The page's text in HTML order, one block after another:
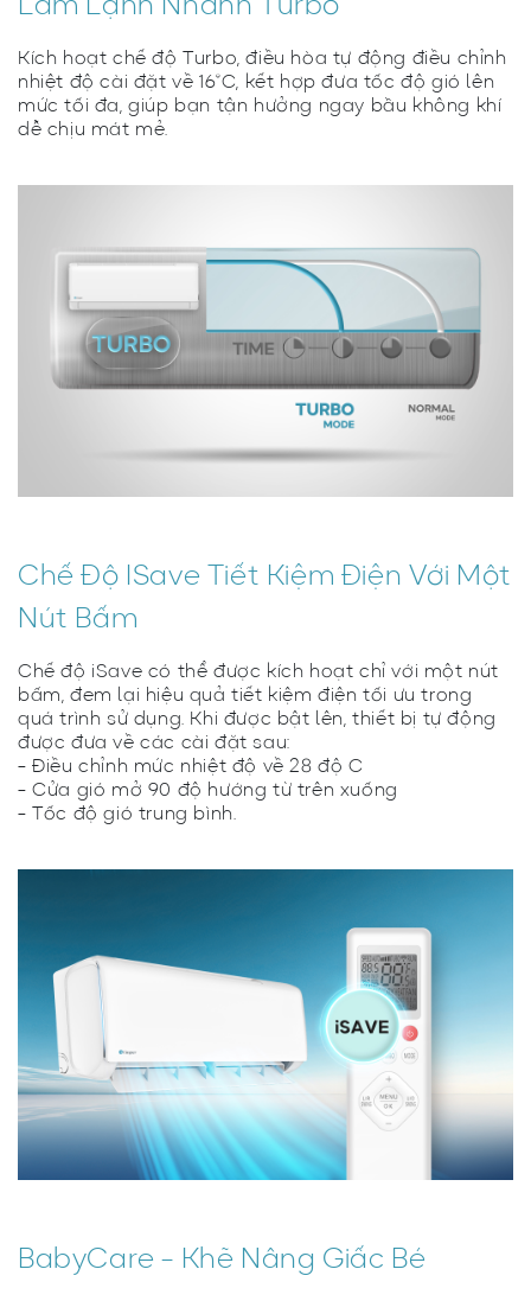
Làm Lạnh Nhanh Turbo
Kích hoạt chế độ Turbo, điều hòa tự động điều chỉnh
nhiệt độ cài đặt về 16°C, kết hợp đưa tốc độ gió lên
mức tối đa, giúp bạn tận hưởng ngay bầu không khí
dễ chịu mát mẻ.
Chế Độ ISave Tiết Kiệm Điện Với Một
Nút Bấm
Chế độ iSave có thể được kích hoạt chỉ với một nút
bấm, đem lại hiệu quả tiết kiệm điện tối ưu trong
quá trình sử dụng. Khi được bật lên, thiết bị tự động
được đưa về các cài đặt sau:
- Điều chỉnh mức nhiệt độ về 28 độ C
- Cửa gió mở 90 độ hướng từ trên xuống
- Tốc độ gió trung bình.
BabyCare - Khẽ Nâng Giấc Bé